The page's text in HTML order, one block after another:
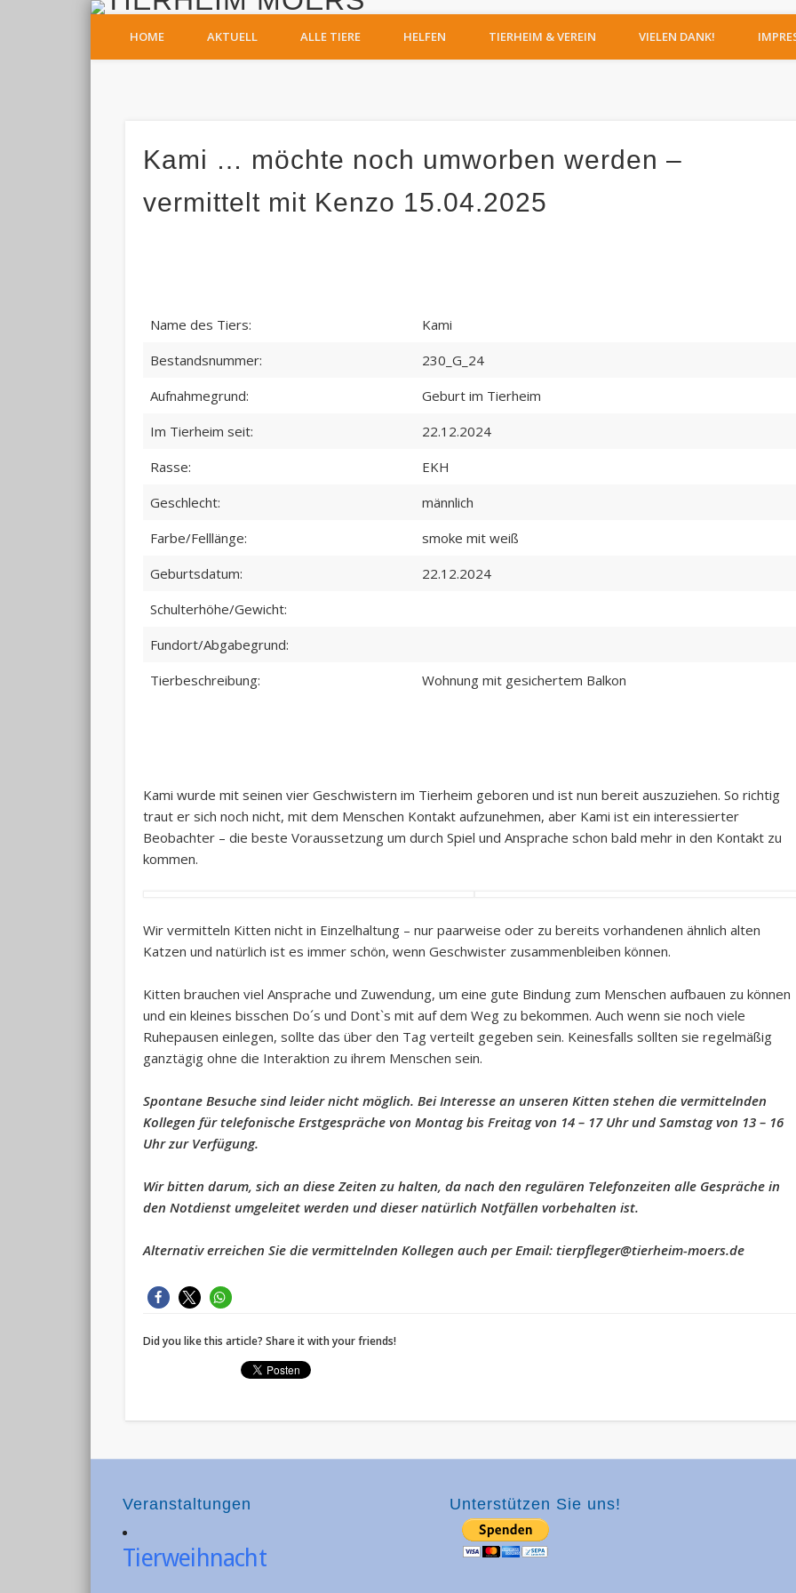
HOME AKTUELL ALLE TIERE HELFEN TIERHEIM & VEREIN VIELEN DANK!
Kami … möchte noch umworben werden –
vermittelt mit Kenzo 15.04.2025
Name des Tiers:
Kami
Bestandsnummer:
230_G_24
Aufnahmegrund:
Geburt im Tierheim
Im Tierheim seit:
22.12.2024
Rasse:
EKH
Geschlecht:
männlich
Farbe/Felllänge:
smoke mit weiß
Geburtsdatum:
22.12.2024
Schulterhöhe/Gewicht:
Fundort/Abgabegrund:
Tierbeschreibung:
Wohnung mit gesichertem Balkon
Kami wurde mit seinen vier Geschwistern im Tierheim geboren und ist nun bereit auszuziehen. So richtig
traut er sich noch nicht, mit dem Menschen Kontakt aufzunehmen, aber Kami ist ein interessierter
Beobachter – die beste Voraussetzung um durch Spiel und Ansprache schon bald mehr in den Kontakt zu
kommen.
Wir vermitteln Kitten nicht in Einzelhaltung – nur paarweise oder zu bereits vorhandenen ähnlich alten
Katzen und natürlich ist es immer schön, wenn Geschwister zusammenbleiben können.
Kitten brauchen viel Ansprache und Zuwendung, um eine gute Bindung zum Menschen aufbauen zu können
und ein kleines bisschen Do´s und Dont`s mit auf dem Weg zu bekommen. Auch wenn sie noch viele
Ruhepausen einlegen, sollte das über den Tag verteilt gegeben sein. Keinesfalls sollten sie regelmäßig
ganztägig ohne die Interaktion zu ihrem Menschen sein.
Spontane Besuche sind leider nicht möglich. Bei Interesse an unseren Kitten stehen die vermittelnden
Kollegen für telefonische Erstgespräche von Montag bis Freitag von 14 – 17 Uhr und Samstag von 13 – 16
Uhr zur Verfügung.
Wir bitten darum, sich an diese Zeiten zu halten, da nach den regulären Telefonzeiten alle Gespräche in
den Notdienst umgeleitet werden und dieser natürlich Notfällen vorbehalten ist.
Alternativ erreichen Sie die vermittelnden Kollegen auch per Email: tierpfleger@tierheim-moers.de
Did you like this article? Share it with your friends!
Veranstaltungen
Tierweihnacht
Unterstützen Sie uns!